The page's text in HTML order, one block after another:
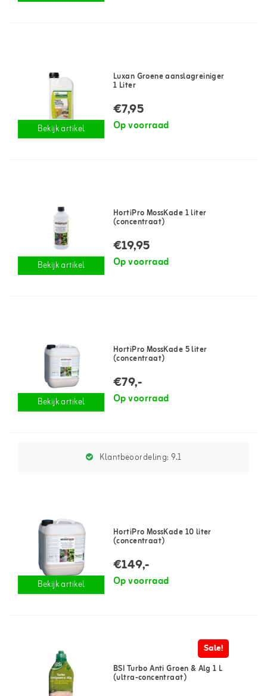
Bekijk artikel
Luxan Groene aanslagreiniger
1 Liter
€7,95
Op voorraad
Bekijk artikel
HortiPro MossKade 1 liter
(concentraat)
€19,95
Op voorraad
Bekijk artikel
HortiPro MossKade 5 liter
(concentraat)
€79,-
Op voorraad
Klantbeoordeling:9.1
Bekijk artikel
HortiPro MossKade 10 liter
(concentraat)
€149,-
Op voorraad
Sale!
BSI Turbo Anti Groen & Alg 1 L
(ultra-concentraat)